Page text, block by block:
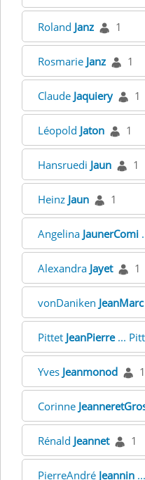
Roland Janz 1
Rosmarie Janz 1
Claude Jaquiery 1
Léopold Jaton 1
Hansruedi Jaun 1
Heinz Jaun 1
Angelina JaunerComi
Alexandra Jayet 1
vonDaniken JeanMarc
Pittet JeanPierre...
Yves Jeanmonod 1
Corinne
Rénald Jeannet 1
PierreAndré Jeannin